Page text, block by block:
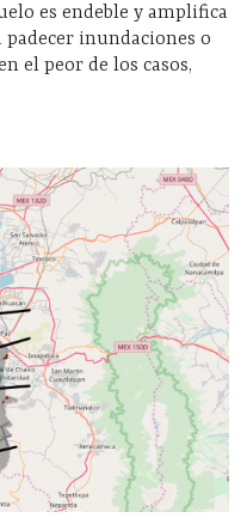
es endeble y amplifica
padecer inundaciones o
el peor de los casos,